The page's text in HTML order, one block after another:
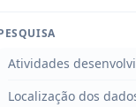
Atividades
Localização dos